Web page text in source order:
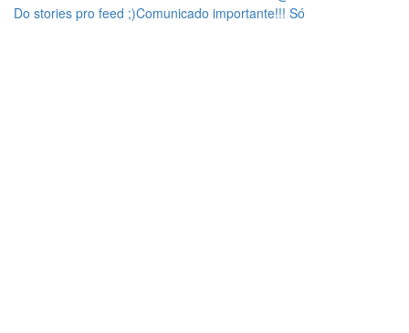
Do stories pro feed ;)Comunicado importante!!! Só